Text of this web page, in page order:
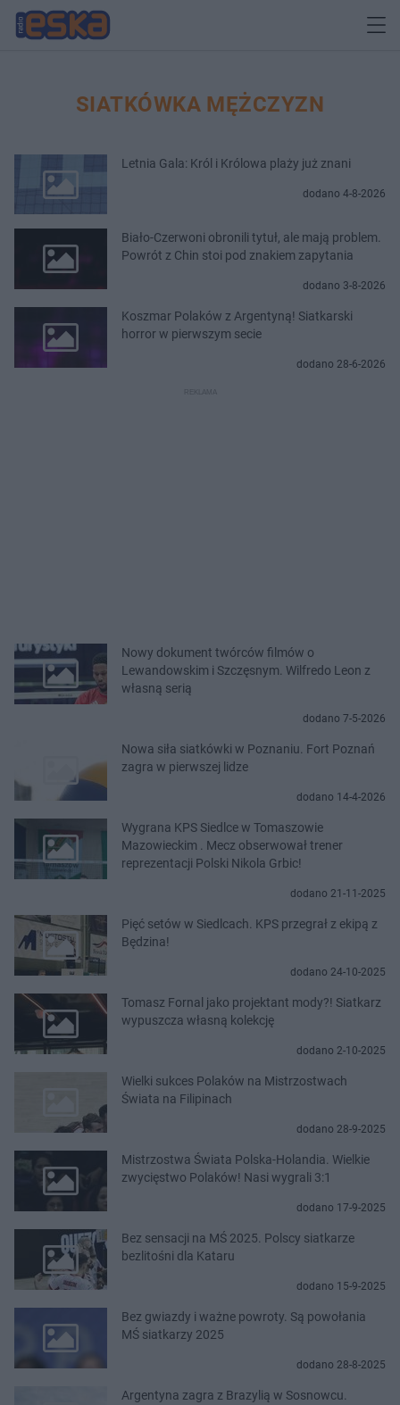
SIATKÓWKA MĘŻCZYZN
Letnia Gala: Król i Królowa plaży już znani
dodano 4-8-2026
Biało-Czerwoni obronili tytuł, ale mają problem.
Powrót z Chin stoi pod znakiem zapytania
dodano 3-8-2026
Koszmar Polaków z Argentyną! Siatkarski
horror w pierwszym secie
dodano 28-6-2026
Nowy dokument twórców filmów o
Lewandowskim i Szczęsnym. Wilfredo Leon z
własną serią
dodano 7-5-2026
Nowa siła siatkówki w Poznaniu. Fort Poznań
zagra w pierwszej lidze
dodano 14-4-2026
Wygrana KPS Siedlce w Tomaszowie
Mazowieckim . Mecz obserwował trener
reprezentacji Polski Nikola Grbic!
dodano 21-11-2025
Pięć setów w Siedlcach. KPS przegrał z ekipą z
Będzina!
dodano 24-10-2025
Tomasz Fornal jako projektant mody?! Siatkarz
wypuszcza własną kolekcję
dodano 2-10-2025
Wielki sukces Polaków na Mistrzostwach
Świata na Filipinach
dodano 28-9-2025
Mistrzostwa Świata Polska-Holandia. Wielkie
zwycięstwo Polaków! Nasi wygrali 3:1
dodano 17-9-2025
Bez sensacji na MŚ 2025. Polscy siatkarze
bezlitośni dla Kataru
dodano 15-9-2025
Bez gwiazdy i ważne powroty. Są powołania
MŚ siatkarzy 2025
dodano 28-8-2025
Argentyna zagra z Brazylią w Sosnowcu.